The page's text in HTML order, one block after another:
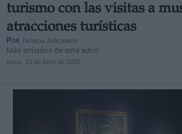
turismo con las visitas a
atracciones turísticas
Por Patricia Arredondo
Más artículos de este autor
lunes, 15 de junio de 2020